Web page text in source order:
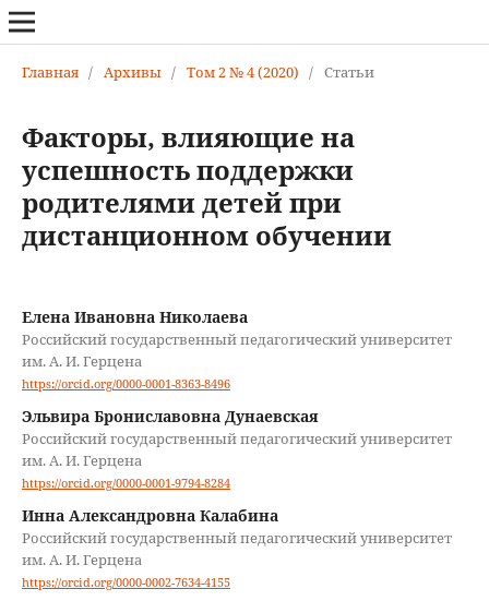
Главная / Архивы / Том 2 № 4 (2020) / Статьи
Факторы, влияющие на
успешность поддержки
родителями детей при
дистанционном обучении
Eлена Ивановна Николаева
Российский государственный педагогический университет
им. А. И. Герцена
https://orcid.org/0000-0001-8363-8496
Эльвира Брониславовна Дунаевская
Российский государственный педагогический университет
им. А. И. Герцена
https://orcid.org/0000-0001-9794-8284
Инна Александровна Калабина
Российский государственный педагогический университет
им. А. И. Герцена
https://orcid.org/0000-0002-7634-4155